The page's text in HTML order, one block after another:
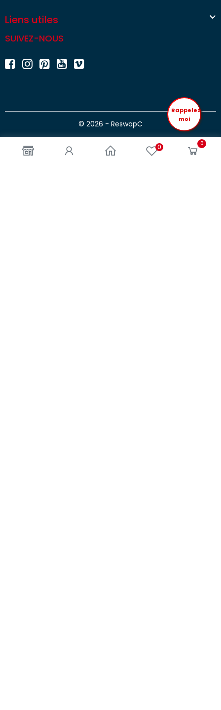
0 0
Liens utiles 
SUIVEZ-NOUS
© 2026 - ReswapC
Rappelez
moi